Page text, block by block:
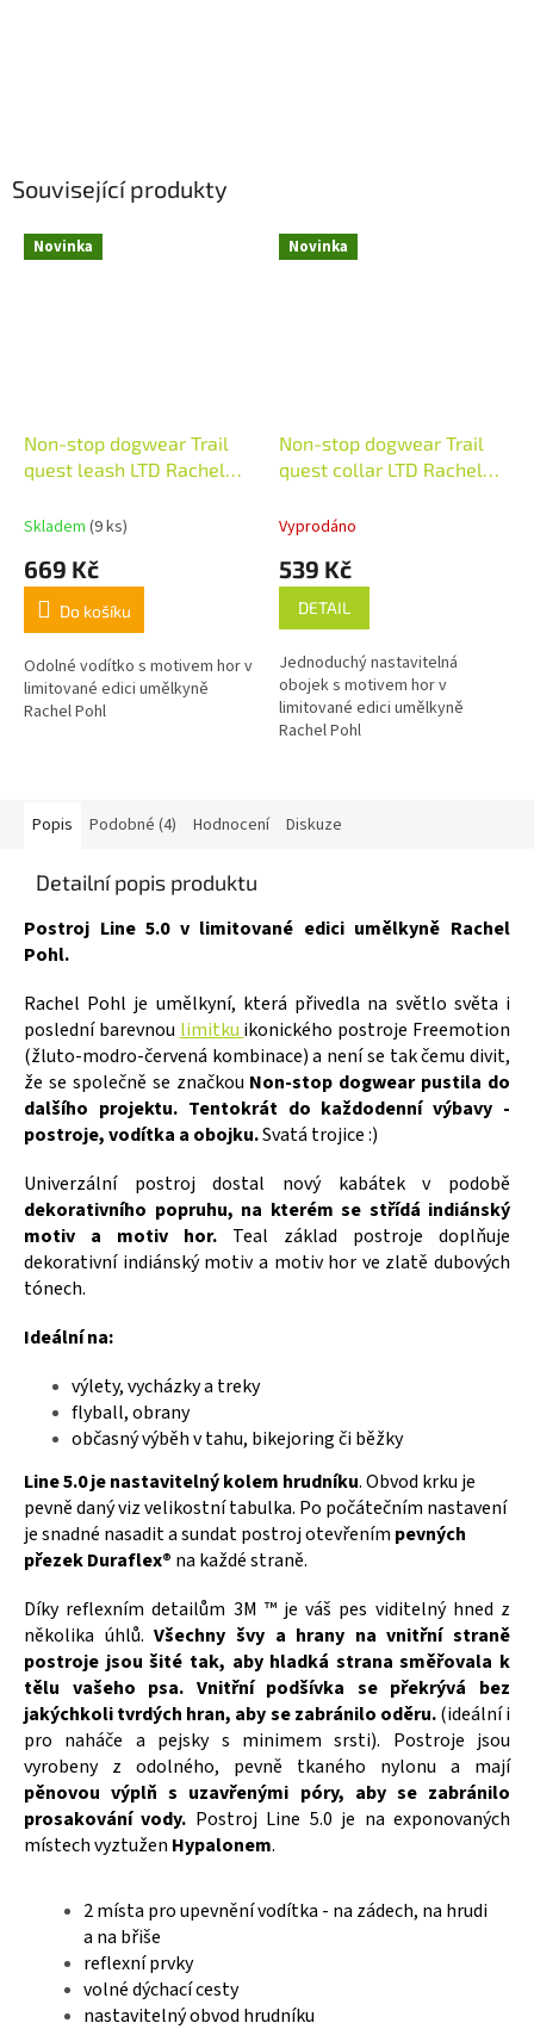
Související produkty
Novinka
Non-stop dogwear Trail
quest leash LTD Rachel
Skladem (9 ks)
669 Kč
Do košíku
Odolné vodítko s motivem hor v
limitované edici umělkyně
Rachel Pohl
Novinka
Non-stop dogwear Trail
quest collar LTD Rachel
Vyprodáno
539 Kč
DETAIL
Jednoduchý nastavitelná
obojek s motivem hor v
limitované edici umělkyně
Rachel Pohl
Popis Podobné (4) Hodnocení Diskuze
Detailní popis produktu
Postroj Line 5.0 v limitované edici umělkyně Rachel
Pohl.
Rachel Pohl je umělkyní, která přivedla na světlo světa i
poslední barevnou limitku ikonického postroje Freemotion
(žluto-modro-červená kombinace) a není se tak čemu divit,
že se společně se značkou Non-stop dogwear pustila do
dalšího projektu. Tentokrát do každodenní výbavy -
postroje, vodítka a obojku.Svatá trojice :)
Univerzální postroj dostal nový kabátek v podobě
dekorativního popruhu, na kterém se střídá indiánský
motiv a motiv hor. Teal základ postroje doplňuje
dekorativní indiánský motiv a motiv hor ve zlatě dubových
tónech.
Ideální na:
výlety, vycházky a treky
flyball, obrany
občasný výběh v tahu, bikejoring či běžky
Line 5.0 je nastavitelný kolem hrudníku. Obvod krku je
pevně daný viz velikostní tabulka. Po počátečním nastavení
je snadné nasadit a sundat postroj otevřením pevných
přezek Duraflex® na každé straně.
Díky reflexním detailům 3M ™ je váš pes viditelný hned z
několika úhlů.Všechny švy a hrany na vnitřní straně
postroje jsou šité tak, aby hladká strana směřovala k
tělu vašeho psa. Vnitřní podšívka se překrývá bez
jakýchkoli tvrdých hran, aby se zabránilo oděru.(ideální i
pro naháče a pejsky s minimem srsti). Postroje jsou
vyrobeny z odolného, ​​pevně tkaného nylonu a mají
pěnovou výplň s uzavřenými póry, aby se zabránilo
prosakování vody. Postroj Line 5.0 je na exponovaných
místech vyztužen Hypalonem.
2 místa pro upevnění vodítka - na zádech, na hrudi
a na břiše
reflexní prvky
volné dýchací cesty
nastavitelný obvod hrudníku